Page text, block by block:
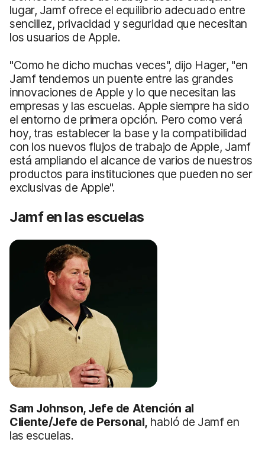
lugar, Jamf ofrece el equilibrio adecuado entre
sencillez, privacidad y seguridad que necesitan
los usuarios de Apple.
"Como he dicho muchas veces", dijo Hager, "en
Jamf tendemos un puente entre las grandes
innovaciones de Apple y lo que necesitan las
empresas y las escuelas. Apple siempre ha sido
el entorno de primera opción. Pero como verá
hoy, tras establecer la base y la compatibilidad
con los nuevos flujos de trabajo de Apple, Jamf
está ampliando el alcance de varios de nuestros
productos para instituciones que pueden no ser
exclusivas de Apple".
Jamf en las escuelas
Sam Johnson, Jefe de Atención al
Cliente/Jefe de Personal, habló de Jamf en
las escuelas.